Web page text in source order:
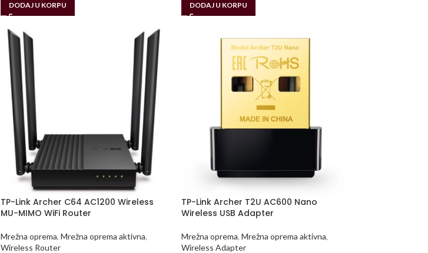
DODAJ U KORPU DODAJ U KORPU
TP-Link Archer C64 AC1200 Wireless
MU-MIMO WiFi Router
Mrežna oprema, Mrežna oprema aktivna,
Wireless Router
TP-Link Archer T2U AC600 Nano
Wireless USB Adapter
Mrežna oprema, Mrežna oprema aktivna,
Wireless Adapter